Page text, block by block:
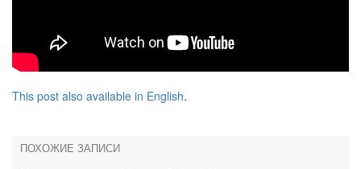
This post also available in English.
ПОХОЖИЕ ЗАПИСИ